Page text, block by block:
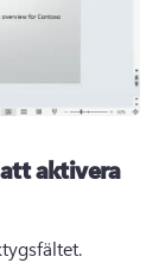
aktivera